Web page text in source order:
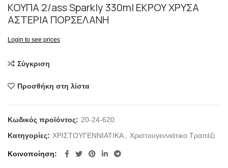
ΚΟΥΠΑ 2/ass Sparkly 330ml ΕΚΡΟΥ ΧΡΥΣΑ
ΑΣΤΕΡΙΑ ΠΟΡΣΕΛΑΝΗ
Login to see prices
Σύγκριση
Προσθήκη στη λίστα
Κωδικός προϊόντος: 20-24-620
Κατηγορίες: ΧΡΙΣΤΟΥΓΕΝΝΙΑΤΙΚΑ Χριστουγεννιάτικο Τραπέζι
Κοινοποίηση